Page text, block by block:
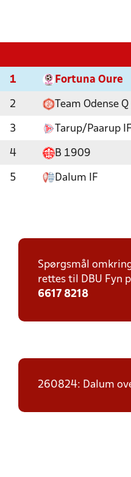
1 Fortuna Oure
2 Team Odense Q
3 Tarup/Paarup IF
4 B 1909
5 Dalum IF
Spørgsmål
rettes til DBU Fyn
6617 8218
260824: Dalum